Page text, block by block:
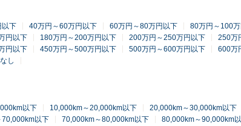
以下 40万円～60万円以下 60万円～80万円以下 80万円～100
円以下 180万円～200万円以下 200万円～250万円以下 250万
円以下 450万円～500万円以下 500万円～600万円以下 600万
し
以下 10,000km～20,000km以下 20,000km～30,000km以下
以下 70,000km～80,000km以下 80,000km～90,000km